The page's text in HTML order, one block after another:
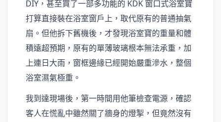
DIY，甚至買了一部多功能的 KDK 窗口式浴室寶
打算直接裝在浴室窗戶上，取代原有的普通抽氣
扇。但他拆下舊機後，才發現浴室寶的重量和體
積遠超預期，原有的單薄玻璃根本無法承重，加
上連日大雨，窗框邊緣已經開始嚴重滲水，整個
浴室濕氣極重。
我到達現場後，第一時間用他筆檢查電源，確認
客人在慌亂中雖然關了牆身的燈掣，但竟然沒有